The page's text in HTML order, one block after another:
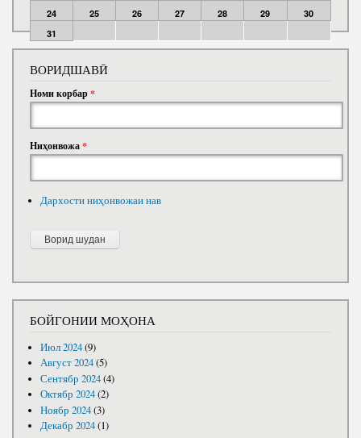
24
25 26 27 28 29
30
31
ВОРИДШАВӢ
Номи корбар*
Ниҳонвожа*
Дархости ниҳонвожаи нав
БОЙГОНИИ МОҲОНА
Июл 2024(9)
Август 2024(5)
Сентябр 2024(4)
Октябр 2024(2)
Ноябр 2024(3)
Декабр 2024(1)